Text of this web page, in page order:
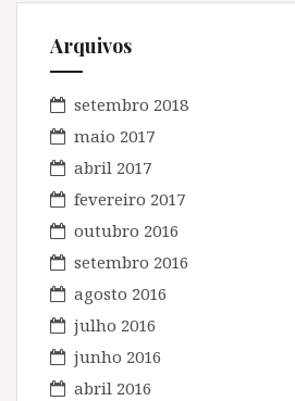
Arquivos
setembro 2018
maio 2017
abril 2017
fevereiro 2017
outubro 2016
setembro 2016
agosto 2016
julho 2016
junho 2016
abril 2016